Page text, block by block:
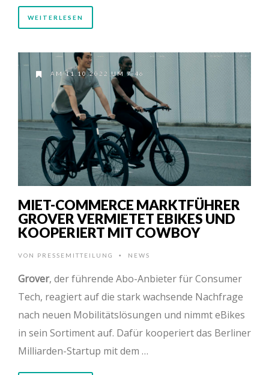
WEITERLESEN
AM 11.10.2022 UM 7:46
MIET-COMMERCE MARKTFÜHRER
GROVER VERMIETET EBIKES UND
KOOPERIERT MIT COWBOY
VON PRESSEMITTEILUNG • NEWS
Grover, der führende Abo-Anbieter für Consumer
Tech, reagiert auf die stark wachsende Nachfrage
nach neuen Mobilitätslösungen und nimmt eBikes
in sein Sortiment auf. Dafür kooperiert das Berliner
Milliarden-Startup mit dem …